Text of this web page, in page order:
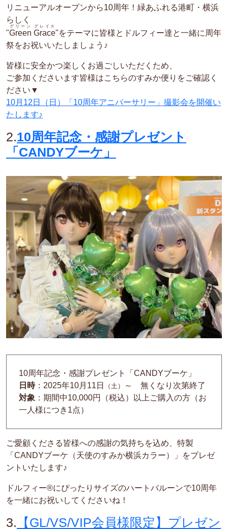
リニューアルオープンから10周年！緑あふれる港町・横浜
らしく
"Green Grace
グリーン グレイス
"をテーマに皆様とドルフィー達と一緒に周年
祭をお祝いいたしましょう♪
皆様に安全かつ楽しくお過ごしいただくため、
ご参加くださいます皆様はこちらのすみか便りをご確認く
ださい▼
10月12日（日）「10周年アニバーサリー」撮影会を開催い
たします♪
2.10周年記念・感謝プレゼント
「CANDYブーケ」
10周年記念・感謝プレゼント「CANDYブーケ」
日時：2025年10月11日 （土） ～
無くなり次第終了
対象 ：期間中10,000円（税込）以上ご購入の方（お
一人様につき1点）
ご愛顧くださる皆様への感謝の気持ちを込め、 特製
「 CANDYブーケ（天使のすみか横浜カラー）」をプレゼ
ントいたします♪
ドルフィー®にぴったりサイズのハートバルーンで10周年
を一緒にお祝いしてくださいね！
3. 【GL/VS/VIP会員様限定】プレゼン